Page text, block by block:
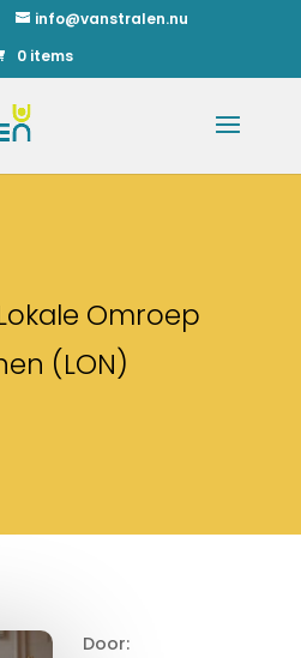
info@vanstralen.nu
0 items
Omroep
(LON)
Door: